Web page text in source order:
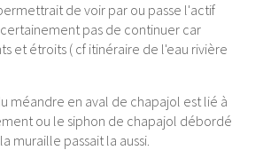
de voir par ou passe l'actif
pas de continuer car
et étroits ( cf itinéraire de l'eau rivière
méandre en aval de chapajol est lié à
ou le siphon de chapajol débordé
muraille passait la aussi.